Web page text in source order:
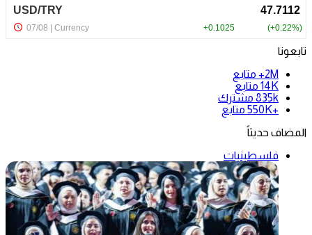
تابعونا
2M+
متابع
14K متابع
835k مشترك
+550K
متابع
المضاف حديثاً
فلسطينيات